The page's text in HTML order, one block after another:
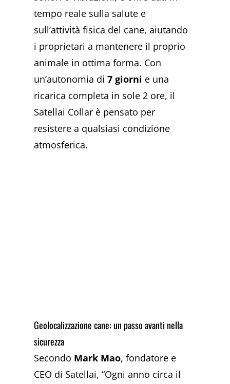
tempo reale sulla salute e
sull’attività fisica del cane, aiutando
i proprietari a mantenere il proprio
animale in ottima forma. Con
un’autonomia di7 giorni e una
ricarica completa in sole 2 ore, il
Satellai Collar è pensato per
resistere a qualsiasi condizione
atmosferica.
Geolocalizzazione cane: un passo avanti nella
sicurezza
Secondo Mark Mao, fondatore e
CEO di Satellai, “Ogni anno circa il